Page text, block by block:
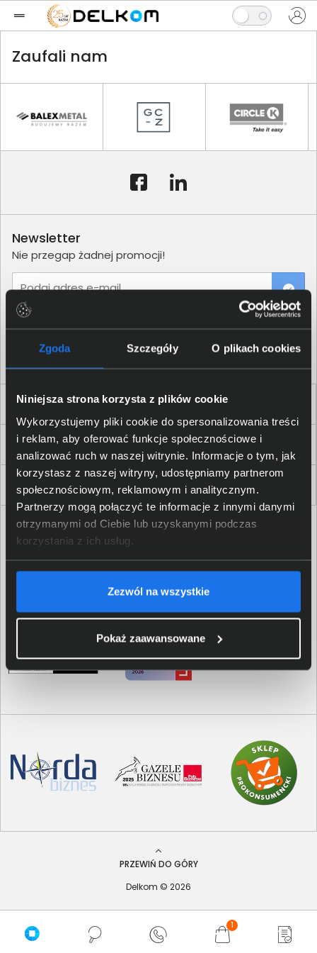
Zgoda Szczegóły O plikach cookies
Niniejsza strona korzysta z plików cookie
Wykorzystujemy pliki cookie do spersonalizowania treści
i reklam, aby oferować funkcje społecznościowe i
analizować ruch w naszej witrynie. Informacje o tym, jak
korzystasz z naszej witryny, udostępniamy partnerom
społecznościowym, reklamowym i analitycznym.
Partnerzy mogą połączyć te informacje z innymi danymi
otrzymanymi od Ciebie lub uzyskanymi podczas
korzystania z ich usług.
Zezwól na wszystkie
Pokaż zaawansowane
1
Zaufali nam
Dla Firm i Instytucji
Zakupy
Delkom 2000
Newsletter
Nie przegap żadnej promocji!
Podaj adres e-mail
PRZEWIŃ DO GÓRY
Delkom © 2026